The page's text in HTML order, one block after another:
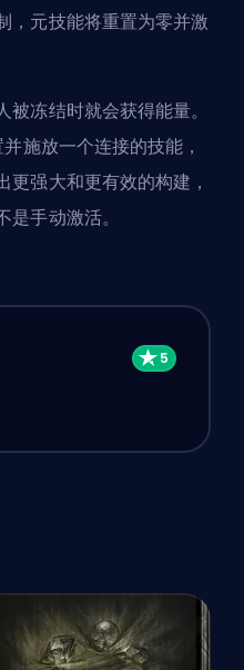
，元技能将重置为零并激
冻结时就会获得能量。
施放一个连接的技能，
强大和更有效的构建，
手动激活。